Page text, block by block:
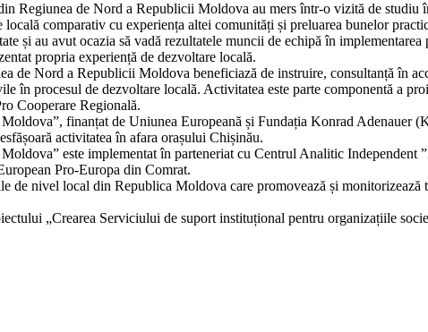
Regiunea de Nord a Republicii Moldova au mers într-o vizită de studiu
comparativ cu experiența altei comunități și preluarea bunelor
și au avut ocazia să vadă rezultatele muncii de echipă în
propria experiență de dezvoltare locală.
de Nord a Republicii Moldova beneficiază de instruire, consultanță în
în procesul de dezvoltare locală. Activitatea este parte componentă a
Cooperare Regională.
finanțat de Uniunea Europeană și Fundația Konrad Adenauer
activitatea în afara orașului Chișinău.
este implementat în parteneriat cu Centrul Analitic
Pro-Europa din Comrat.
de nivel local din Republica Moldova care promovează și
„Crearea Serviciului de suport instituțional pentru organizațiile